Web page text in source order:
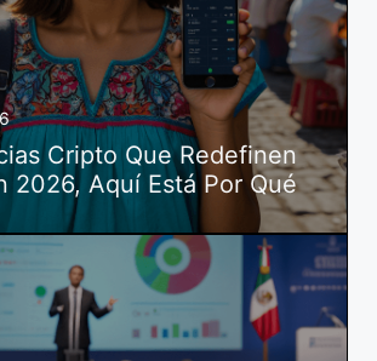
Cripto Que Redefinen
2026, Aquí Está Por Qué